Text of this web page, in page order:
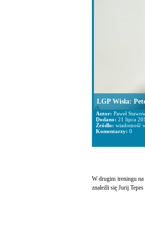
W drugim treningu na
znaleźli się Jurij
LGP Wisła:
Autor: Paweł
Dodano: 21 lipca
Źródło: wiadomość
Komentarzy: 0